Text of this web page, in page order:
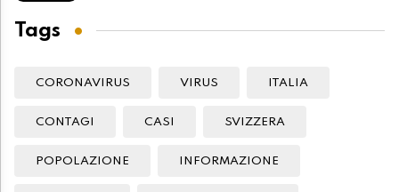
Tags
CORONAVIRUS VIRUS ITALIA
CONTAGI CASI SVIZZERA
POPOLAZIONE INFORMAZIONE